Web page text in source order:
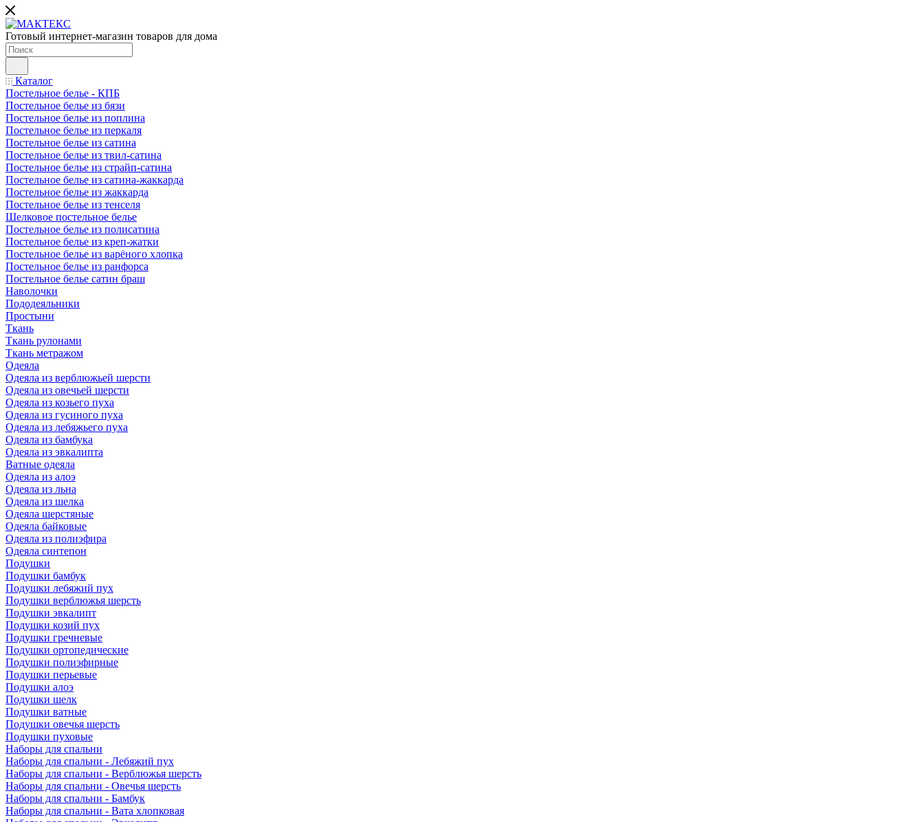
Готовый интернет-магазин товаров для дома
Каталог
Постельное белье - КПБ
Постельное белье из бязи
Постельное белье из поплина
Постельное белье из перкаля
Постельное белье из сатина
Постельное белье из твил-сатина
Постельное белье из страйп-сатина
Постельное белье из сатина-жаккарда
Постельное белье из жаккарда
Постельное белье из тенселя
Шелковое постельное белье
Постельное белье из полисатина
Постельное белье из креп-жатки
Постельное белье из варёного хлопка
Постельное белье из ранфорса
Постельное белье сатин браш
Наволочки
Пододеяльники
Простыни
Ткань
Ткань рулонами
Ткань метражом
Одеяла
Одеяла из верблюжьей шерсти
Одеяла из овечьей шерсти
Одеяла из козьего пуха
Одеяла из гусиного пуха
Одеяла из лебяжьего пуха
Одеяла из бамбука
Одеяла из эвкалипта
Ватные одеяла
Одеяла из алоэ
Одеяла из льна
Одеяла из шелка
Одеяла шерстяные
Одеяла байковые
Одеяла из полиэфира
Одеяла синтепон
Подушки
Подушки бамбук
Подушки лебяжий пух
Подушки верблюжья шерсть
Подушки эвкалипт
Подушки козий пух
Подушки гречневые
Подушки ортопедические
Подушки полиэфирные
Подушки перьевые
Подушки алоэ
Подушки шелк
Подушки ватные
Подушки овечья шерсть
Подушки пуховые
Наборы для спальни
Наборы для спальни - Лебяжий пух
Наборы для спальни - Верблюжья шерсть
Наборы для спальни - Овечья шерсть
Наборы для спальни - Бамбук
Наборы для спальни - Вата хлопковая